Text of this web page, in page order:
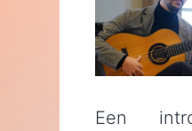
Een